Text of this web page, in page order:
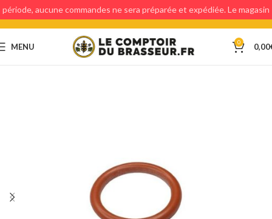
MENU 0 0,00
période, aucune commandes ne sera préparée et expédiée. Le magasin
étant fermé, aucun retraits en magasin ne sera possible.